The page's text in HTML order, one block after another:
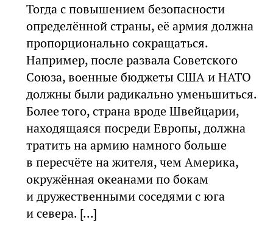
Тогда с повышением безопасности
определённой страны, её армия должна
пропорционально сокращаться.
Например, после развала Советского
Союза, военные бюджеты США и НАТО
должны были радикально уменьшиться.
Более того, страна вроде Швейцарии,
находящаяся посреди Европы, должна
тратить на армию намного больше
в пересчёте на жителя, чем Америка,
окружённая океанами по бокам
и дружественными соседями с юга
и севера. [...]